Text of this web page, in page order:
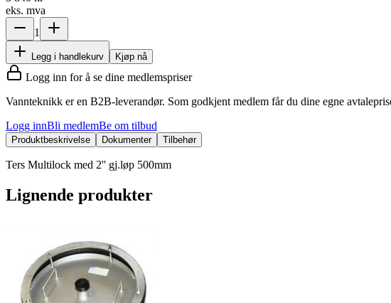
eks. mva
1
Legg i handlekurv Kjøp nå
Logg inn for å se dine medlemspriser
Vannteknikk er en B2B-leverandør. Som godkjent medlem får du dine egne
Logg innBli medlemBe om tilbud
Produktbeskrivelse Dokumenter Tilbehør
Ters Multilock med 2'' gj.løp 500mm
Lignende produkter